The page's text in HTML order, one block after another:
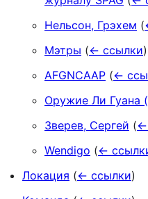
Нельсон, Грэхем (
Мэтры (← ссылки)
AFGNCAAP (←
Оружие Ли Гуана
Зверев, Сергей (←
Wendigo (←
Локация (← ссылки)